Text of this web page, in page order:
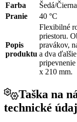
Farba
Šedá/Čierna
Pranie
40 °C
Popis
produktu
Flexibilné
priestoru.
pravákov,
a dva
x 210 mm.
Taška na
technické